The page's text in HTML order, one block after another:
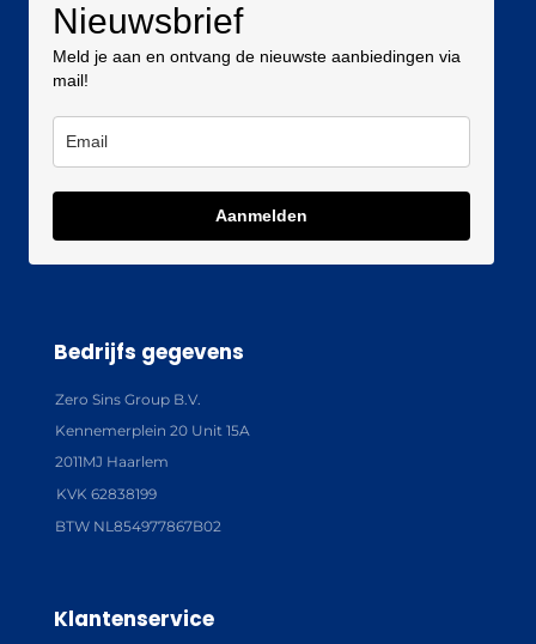
Nieuwsbrief
Meld je aan en ontvang de nieuwste aanbiedingen via
mail!
Aanmelden
Bedrijfs gegevens
Zero Sins Group B.V.
Kennemerplein 20 Unit 15A
2011MJ Haarlem
KVK 62838199
BTW NL854977867B02
Klantenservice